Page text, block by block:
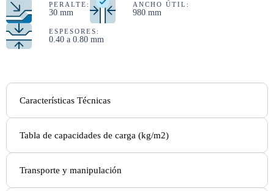
PERALTE:
30 mm
ANCHO ÚTIL:
980 mm
ESPESORES:
0.40 a 0.80 mm
Características Técnicas
Tabla de capacidades de carga (kg/m2)
Transporte y manipulación